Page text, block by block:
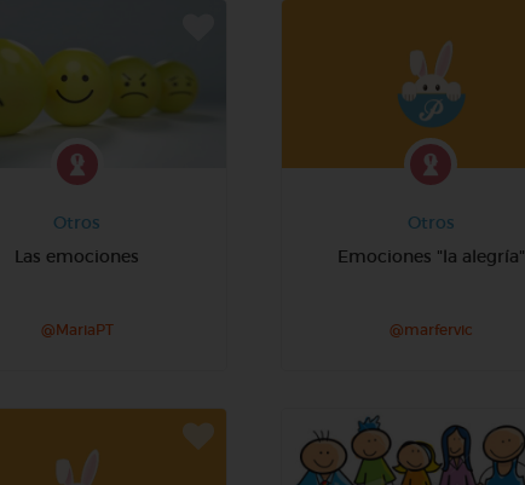
Otros
Las emociones
@MariaPT
Otros
Emociones "la alegría"
@marfervic